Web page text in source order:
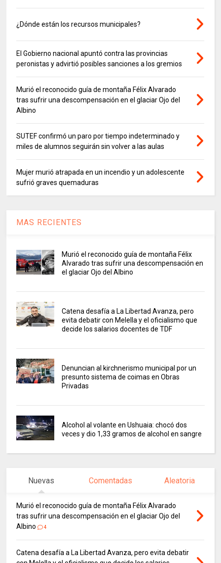
¿Dónde están los recursos municipales?
El Gobierno nacional apuntó contra las provincias
peronistas y advirtió posibles sanciones a los gremios
Murió el reconocido guía de montaña Félix Alvarado
tras sufrir una descompensación en el glaciar Ojo del
Albino
SUTEF confirmó un paro por tiempo indeterminado y
miles de alumnos seguirán sin volver a las aulas
Mujer murió atrapada en un incendio y un adolescente
sufrió graves quemaduras
MAS RECIENTES
Murió el reconocido guía de montaña Félix
Alvarado tras sufrir una descompensación en
el glaciar Ojo del Albino
Catena desafía a La Libertad Avanza, pero
evita debatir con Melella y el oficialismo que
decide los salarios docentes de TDF
Denuncian al kirchnerismo municipal por un
presunto sistema de coimas en Obras
Privadas
Alcohol al volante en Ushuaia: chocó dos
veces y dio 1,33 gramos de alcohol en sangre
Nuevas Comentadas Aleatoria
Murió el reconocido guía de montaña Félix Alvarado
tras sufrir una descompensación en el glaciar Ojo del
Albino
4
Catena desafía a La Libertad Avanza, pero evita debatir